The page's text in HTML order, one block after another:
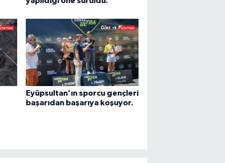
Eyüpsultan’ın sporcu gençleri
başarıdan başarıya koşuyor.